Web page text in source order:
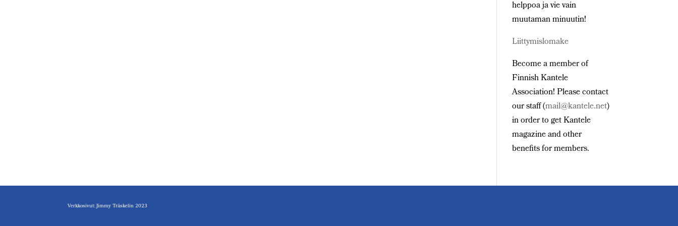
helppoa ja vie vain
muutaman minuutin!
Liittymislomake
Become a member of
Finnish Kantele
Association! Please contact
our staff (mail@kantele.net)
in order to get Kantele
magazine and other
benefits for members.
Verkkosivut: Jimmy Träskelin 2023